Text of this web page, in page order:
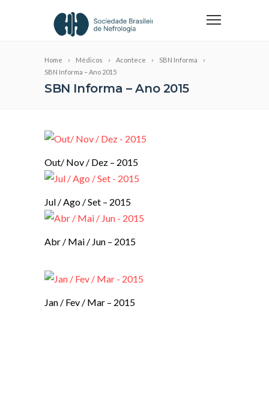
Home Médicos Acontece
SBN Informa
SBN Informa – Ano 2015
SBN Informa – Ano 2015
Out/ Nov / Dez – 2015
Jul / Ago / Set – 2015
Abr / Mai / Jun – 2015
Jan / Fev / Mar – 2015